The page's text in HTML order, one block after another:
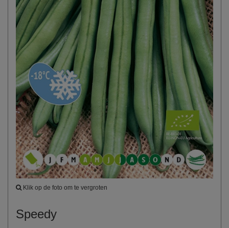
Klik op de foto om te vergroten
Speedy